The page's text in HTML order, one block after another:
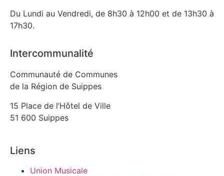
Du Lundi au Vendredi, de 8h30 à 12h00 et de 13h30 à
17h30.
Intercommunalité
Communauté de Communes
de la Région de Suippes
15 Place de l’Hôtel de Ville
51 600 Suippes
Liens
Union Musicale